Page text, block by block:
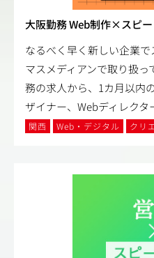
大阪勤務 Web制作×スピ
なるべく早く新しい企業で
マスメディアンで取り扱
務の求人から、1カ月以内
ザイナー、Webディレク
関西 Web・デジタル クリ